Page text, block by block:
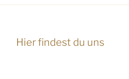
Hier findest du uns